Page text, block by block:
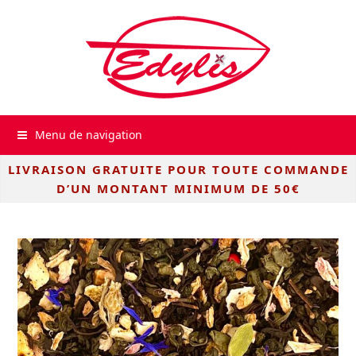
Menu de navigation
LIVRAISON GRATUITE POUR TOUTE COMMANDE
D’UN MONTANT MINIMUM DE 50€